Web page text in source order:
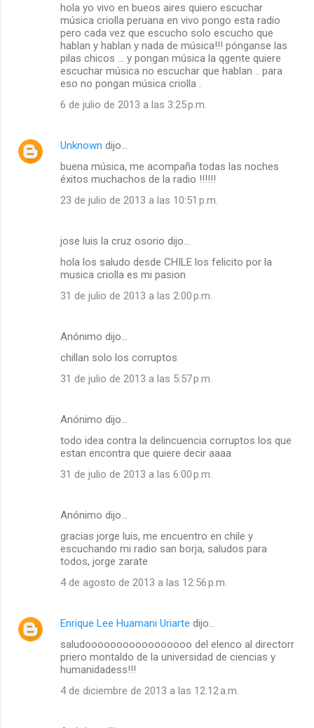
hola yo vivo en bueos aires quiero escuchar
música criolla peruana en vivo pongo esta radio
pero cada vez que escucho solo escucho que
hablan y hablan y nada de música!!! pónganse las
pilas chicos ... y pongan música la qgente quiere
escuchar música no escuchar que hablan .. para
eso no pongan música criolla .
6 de julio de 2013 a las 3:25 p.m.
Unknown dijo…
buena música, me acompaña todas las noches
éxitos muchachos de la radio !!!!!!
23 de julio de 2013 a las 10:51 p.m.
jose luis la cruz osorio dijo…
hola los saludo desde CHILE los felicito por la
musica criolla es mi pasion
31 de julio de 2013 a las 2:00 p.m.
Anónimo dijo…
chillan solo los corruptos
31 de julio de 2013 a las 5:57 p.m.
Anónimo dijo…
todo idea contra la delincuencia corruptos los que
estan encontra que quiere decir aaaa
31 de julio de 2013 a las 6:00 p.m.
Anónimo dijo…
gracias jorge luis, me encuentro en chile y
escuchando mi radio san borja, saludos para
todos, jorge zarate
4 de agosto de 2013 a las 12:56 p.m.
Enrique Lee Huamani Uriarte dijo…
saludooooooooooooooooo del elenco al directorr
priero montaldo de la universidad de ciencias y
humanidadess!!!
4 de diciembre de 2013 a las 12:12 a.m.